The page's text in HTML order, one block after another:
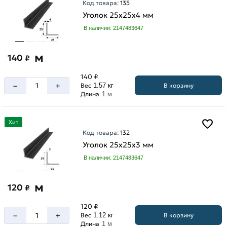
Код товара:135
Уголок 25х25х4 мм
В наличии: 2147483647
140 ₽ м
– +
140 ₽
Вес 1.57 кг
Длина 1 м
В корзину
Хит
Код товара:132
Уголок 25х25х3 мм
В наличии: 2147483647
120 ₽ м
– +
120 ₽
Вес 1.12 кг
Длина 1 м
В корзину